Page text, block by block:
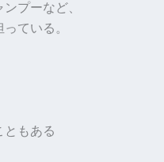
プーなど、
ている。
ともある